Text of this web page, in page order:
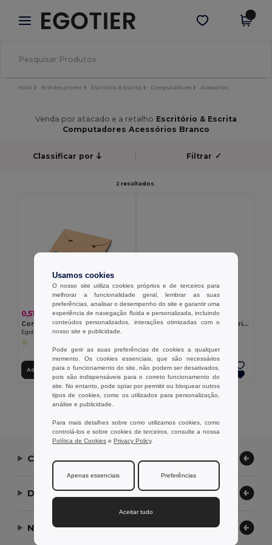
× App Egotier
Melhores preços na app!
Obter app
Início Brindes promo Escritório & Escrita Computadores Acessórios
Venda por atacado e a retalho Escritório & Escrita
Computadores Acessórios Branco
Classificar por Filtrar ✓
2 resultados.
0,51 €
Conjunto 2 em 1 para escritório, em papel 100% reciclado, com 6 blocos de notas adesivas
Egotier 93663
Adicionar ao Carrinho
1,99 €
Conjunto 2 em 1 para escritório, em papel 100% reciclado com 6 blocos de notas adesivas
Adicionar ao Carrinho
Exibindo Todos Os Produtos.
Contate-nos
Deixe-nos ajudar
Nossa Empresa
Usamos cookies
O nosso site utiliza cookies próprios e de terceiros para
melhorar a funcionalidade geral, lembrar as suas
preferências, analisar o desempenho do site e garantir uma
experiência de navegação fluida e personalizada, incluindo
conteúdos personalizados, interações otimizadas com o
nosso site e publicidade.
Pode gerir as suas preferências de cookies a qualquer
momento. Os cookies essenciais, que são necessários
para o funcionamento do site, não podem ser desativados,
pois são indispensáveis para o correto funcionamento do
site. No entanto, pode optar por permitir ou bloquear outros
tipos de cookies, como os utilizados para personalização,
análise e publicidade.
Para mais detalhes sobre como utilizamos cookies, como
controlá-los e sobre cookies de terceiros, consulte a nossa
Política de Cookies e Privacy Policy.
Apenas essenciais Preferências
Aceitar tudo